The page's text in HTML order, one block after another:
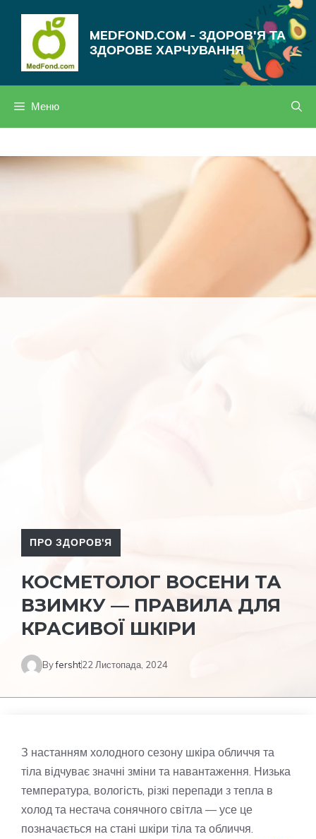
MEDFOND.COM - ЗДОРОВ'Я ТА
ЗДОРОВЕ ХАРЧУВАННЯ
Меню
ПРО ЗДОРОВ'Я
КОСМЕТОЛОГ ВОСЕНИ ТА
ВЗИМКУ — ПРАВИЛА ДЛЯ
КРАСИВОЇ ШКІРИ
Byfersht22 Листопада, 2024
З настанням холодного сезону шкіра обличчя та
тіла відчуває значні зміни та навантаження. Низька
температура, вологість, різкі перепади з тепла в
холод та нестача сонячного світла — усе це
позначається на стані шкіри тіла та обличчя.